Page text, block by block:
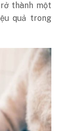
thành một
quả trong